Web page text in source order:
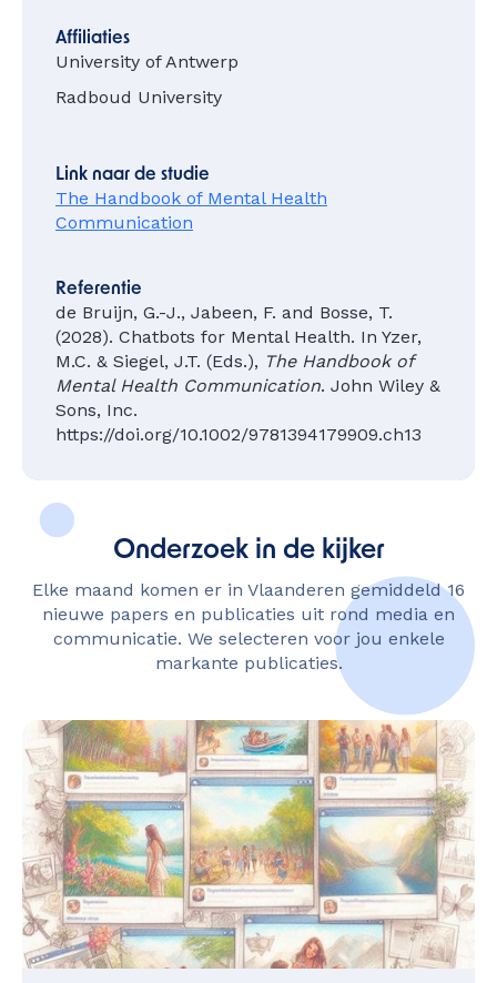
Affiliaties
University of Antwerp
Radboud University
Link naar de studie
The Handbook of Mental Health
Communication
Referentie
de Bruijn, G.-J., Jabeen, F. and Bosse, T.
(2028). Chatbots for Mental Health. In Yzer,
M.C. & Siegel, J.T. (Eds.), The Handbook of
Mental Health Communication. John Wiley &
Sons, Inc.
https://doi.org/10.1002/9781394179909.ch13
Onderzoek in de kijker
Elke maand komen er in Vlaanderen gemiddeld 16
nieuwe papers en publicaties uit rond media en
communicatie. We selecteren voor jou enkele
markante publicaties.